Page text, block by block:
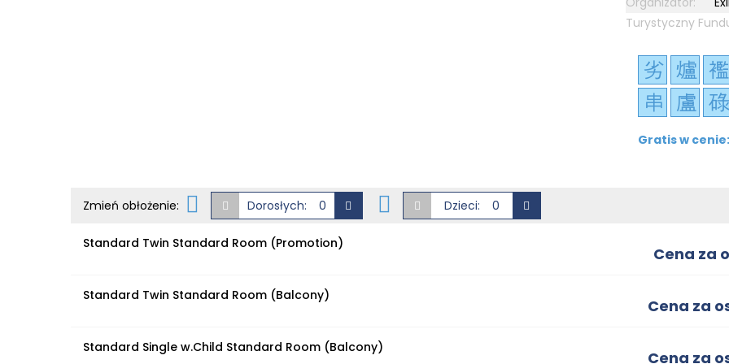
Turystyczny
Gratis w
Zmień obłożenie: Dorosłych: Dzieci:
Standard Twin Standard Room (Promotion)
Cena za
Standard Twin Standard Room (Balcony)
Cena za
Standard Single w.Child Standard Room (Balcony)
Cena za